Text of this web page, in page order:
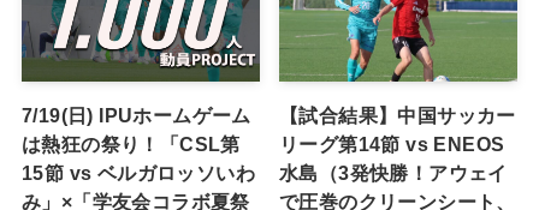
7/19(日) IPUホームゲーム
は熱狂の祭り！「CSL第
15節 vs ベルガロッソいわ
み」×「学友会コラボ夏祭
【試合結果】中国サッカー
リーグ第14節 vs ENEOS
水島（3発快勝！アウェイ
で圧巻のクリーンシート、